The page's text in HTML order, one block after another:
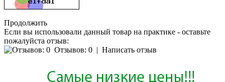
Продолжить
Если вы использовали данный товар на практике - оставьте
пожалуйста отзыв:
Отзывов: 0 | Написать отзыв